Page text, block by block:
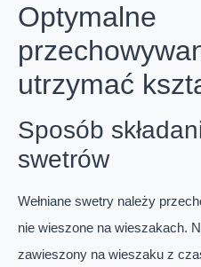
Optymalne
utrzymać
Sposób
swetrów
Wełniane swetry należy
nie wieszone na wieszakach.
zawieszony na wieszaku z